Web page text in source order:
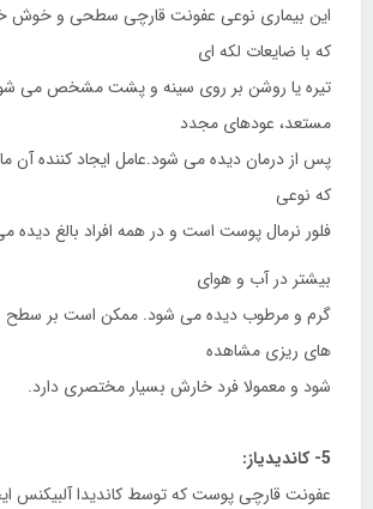
این بیماری نوعی عفونت قارچی سطحی و
که با ضایعات لکه ای
تیره یا روشن بر روی سینه و پشت مشخص می
مستعد، عودهای مجدد
پس از درمان دیده می شود.عامل ایجاد کننده آن
که نوعی
فلور نرمال پوست است و در همه افراد بالغ دیده
بیشتر در آب و هوای
گرم و مرطوب دیده می شود. ممکن است بر سطح
های ریزی مشاهده
شود و معمولا فرد خارش بسیار مختصری دارد.
5- کاندیدیاز:
عفونت قارچی پوست که توسط کاندیدا آلبیکنس